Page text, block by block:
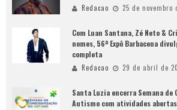
Redacao 25 de novembro
Com Luan Santana, Zé Neto &
nomes, 56ª Expô Barbacena
completa
Redacao 29 de abril de
Santa Luzia encerra Semana de
Autismo com atividades